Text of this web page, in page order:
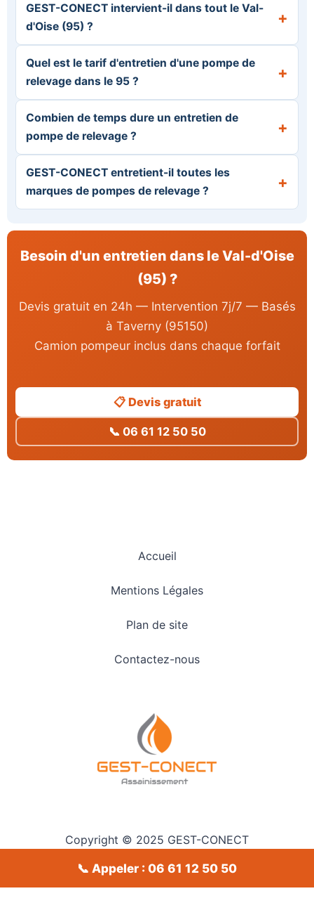
GEST-CONECT intervient-il dans tout le Val-
d'Oise (95) ?
Quel est le tarif d'entretien d'une pompe de
relevage dans le 95 ?
Combien de temps dure un entretien de
pompe de relevage ?
GEST-CONECT entretient-il toutes les
marques de pompes de relevage ?
Besoin d'un entretien dans le Val-d'Oise
(95) ?
Devis gratuit en 24h — Intervention 7j/7 — Basés
à Taverny (95150)
Camion pompeur inclus dans chaque forfait
📋 Devis gratuit
📞 06 61 12 50 50
📞 Appeler : 06 61 12 50 50
Accueil
Mentions Légales
Plan de site
Contactez-nous
Copyright © 2025 GEST-CONECT